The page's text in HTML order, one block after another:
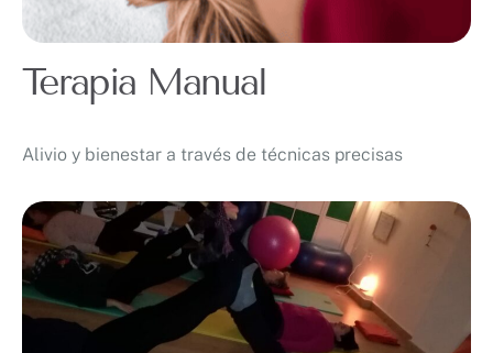
Terapia Manual
Alivio y bienestar a través de técnicas precisas